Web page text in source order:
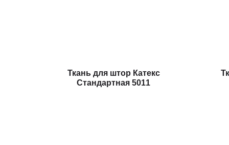
Ткань для штор Катекс
Стандартная 5011